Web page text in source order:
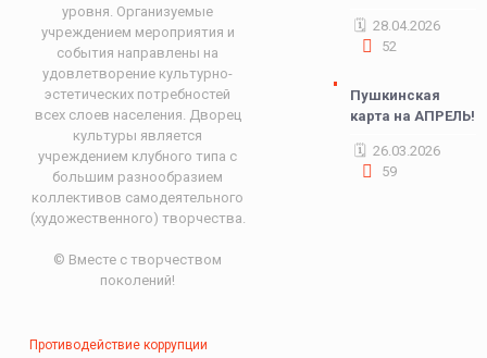
уровня. Организуемые
учреждением мероприятия и
события направлены на
удовлетворение культурно-
эстетических потребностей
всех слоев населения. Дворец
культуры является
учреждением клубного типа с
большим разнообразием
коллективов самодеятельного
(художественного) творчества.
© Вместе с творчеством
поколений!
Противодействие коррупции
28.04.2026
52
Пушкинская
карта на АПРЕЛЬ!
26.03.2026
59